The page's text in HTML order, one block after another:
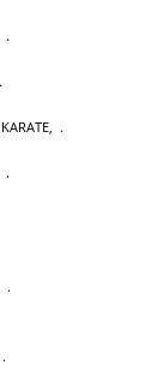
KARATE